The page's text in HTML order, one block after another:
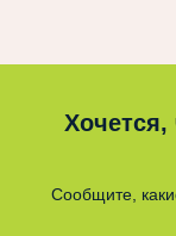
Хочется,
Сообщите,